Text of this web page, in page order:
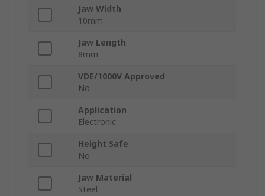
Jaw Width
10mm
Jaw Length
8mm
VDE/1000V Approved
No
Application
Electronic
Height Safe
No
Jaw Material
Steel